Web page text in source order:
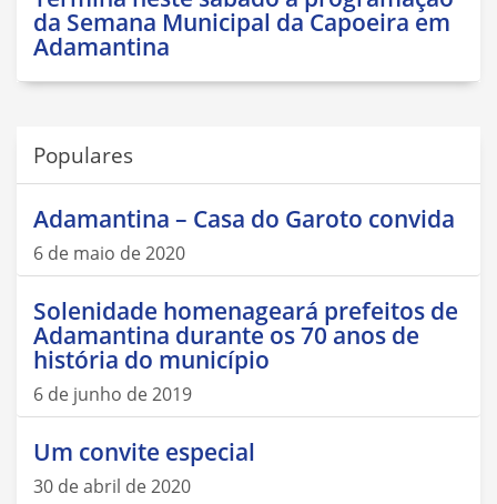
da Semana Municipal da Capoeira em
Adamantina
Populares
Adamantina – Casa do Garoto convida
6 de maio de 2020
Solenidade homenageará prefeitos de
Adamantina durante os 70 anos de
história do município
6 de junho de 2019
Um convite especial
30 de abril de 2020